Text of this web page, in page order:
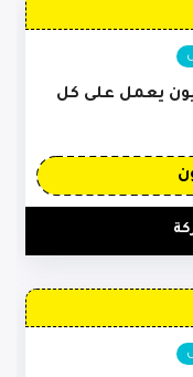
يعمل على كل